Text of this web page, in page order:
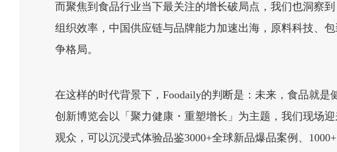
而聚焦到食品行业当下最关注的增长破局点，我们也洞察
组织效率，中国供应链与品牌能力加速出海，原料科技、
争格局。
在这样的时代背景下，Foodaily的判断是：未来，食品就
创新博览会以「聚力健康・重塑增长」为主题，我们现场
观众，可以沉浸式体验品鉴3000+全球新品爆品案例、